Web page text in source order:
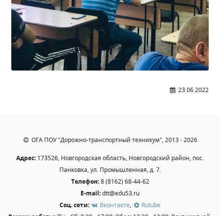
Студенческий совет
Студенческий спортивный клуб
МЕТОДИЧЕСКАЯ РАБОТА
В помощь педагогам и мастерам ПО
ПОЛЕЗНЫЕ ССЫЛКИ
Министерство науки и высшего образования
Главное управление по контролю за оборотом
наркотиков
23.06.2022
ОГА ПОУ "Дорожно-транспортный техникум", 2013 - 2026
Адрес: 173526, Новгородская область, Новгородский район, пос.
Панковка, ул. Промышленная, д. 7.
Телефон:8 (8162) 68-44-62
E-mail:dtt@edu53.ru
Соц. сети:
Вконтакте,
Rutube